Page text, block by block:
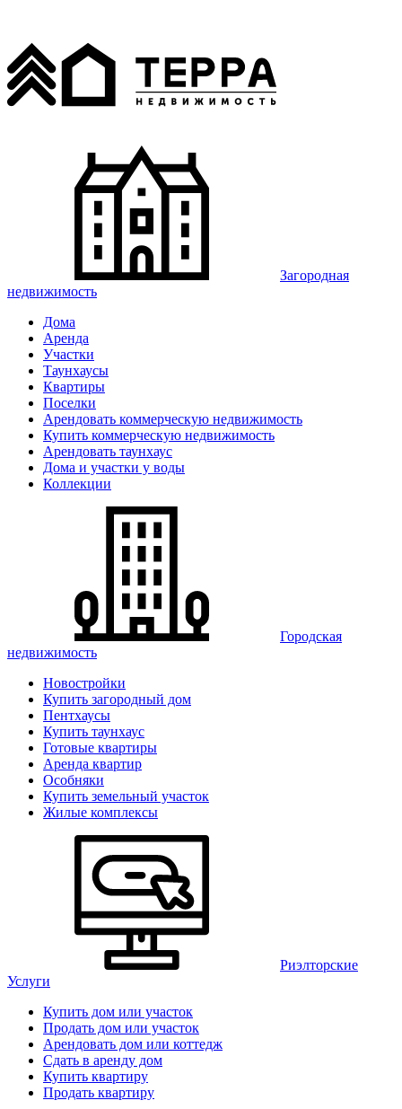
Загородная
недвижимость
Дома
Аренда
Участки
Таунхаусы
Квартиры
Поселки
Арендовать коммерческую недвижимость
Купить коммерческую недвижимость
Арендовать таунхаус
Дома и участки у воды
Коллекции
Городская
недвижимость
Новостройки
Купить загородный дом
Пентхаусы
Купить таунхаус
Готовые квартиры
Аренда квартир
Особняки
Купить земельный участок
Жилые комплексы
Риэлторские
Услуги
Купить дом или участок
Продать дом или участок
Арендовать дом или коттедж
Сдать в аренду дом
Купить квартиру
Продать квартиру